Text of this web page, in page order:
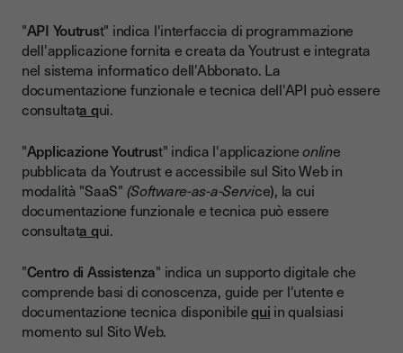
"API Youtrust" indica l'interfaccia di programmazione
dell'applicazione fornita e creata da Youtrust e integrata
nel sistema informatico dell'Abbonato. La
documentazione funzionale e tecnica dell'API può essere
consultata qui.
"Applicazione Youtrust" indica l'applicazioneonline
pubblicata da Youtrust e accessibile sul Sito Web in
modalità "SaaS" (Software-as-a-Service), la cui
documentazione funzionale e tecnica può essere
consultata qui.
"Centro di Assistenza" indica un supporto digitale che
comprende basi di conoscenza, guide per l'utente e
documentazione tecnica disponibilequi in qualsiasi
momento sul Sito Web.